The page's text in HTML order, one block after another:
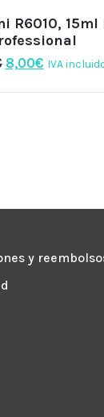
R6010, 15ml
El
original
8,00€El
actual
IVA
y